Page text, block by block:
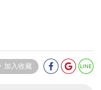
加入收藏